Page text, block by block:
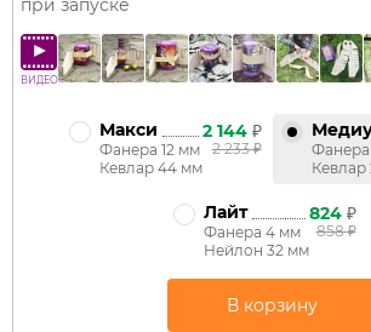
при запуске
ВИДЕО
Макси
Фанера 12 мм
Кевлар 44 мм
2 144₽
2 233₽
Кевлар
Лайт
Фанера 4 мм
Нейлон 32 мм
824₽
858₽